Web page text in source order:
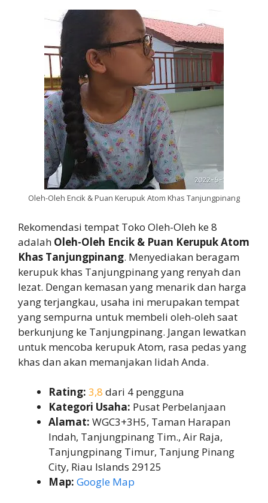
Oleh-Oleh Encik & Puan Kerupuk Atom Khas Tanjungpinang
Rekomendasi tempat Toko Oleh-Oleh ke 8
adalah Oleh-Oleh Encik & Puan Kerupuk Atom
Khas Tanjungpinang. Menyediakan beragam
kerupuk khas Tanjungpinang yang renyah dan
lezat. Dengan kemasan yang menarik dan harga
yang terjangkau, usaha ini merupakan tempat
yang sempurna untuk membeli oleh-oleh saat
berkunjung ke Tanjungpinang. Jangan lewatkan
untuk mencoba kerupuk Atom, rasa pedas yang
khas dan akan memanjakan lidah Anda.
Rating: 3,8 dari 4 pengguna
Kategori Usaha: Pusat Perbelanjaan
Alamat: WGC3+3H5, Taman Harapan
Indah, Tanjungpinang Tim., Air Raja,
Tanjungpinang Timur, Tanjung Pinang
City, Riau Islands 29125
Map: Google Map